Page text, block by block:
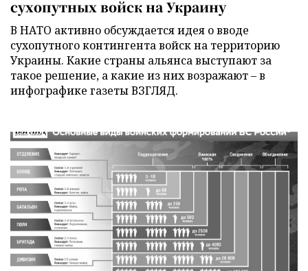
сухопутных войск на Украину
В НАТО активно обсуждается идея о вводе
сухопутного контингента войск на территорию
Украины. Какие страны альянса выступают за
такое решение, а какие из них возражают – в
инфографике газеты ВЗГЛЯД.